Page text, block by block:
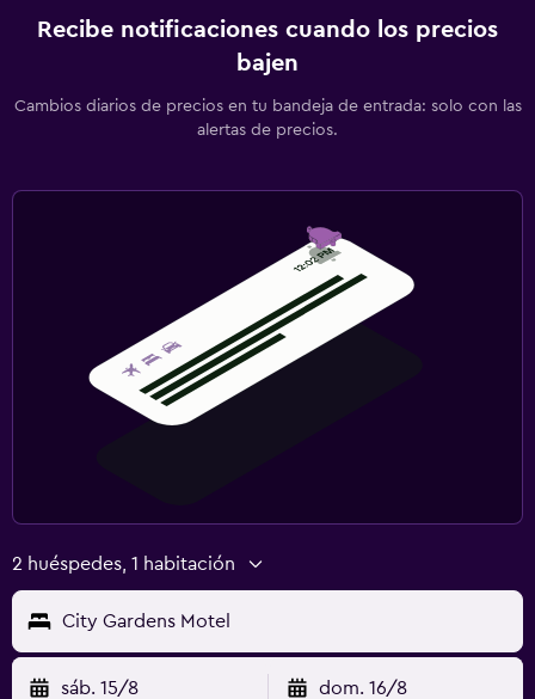
Recibe notificaciones cuando los precios
bajen
Cambios diarios de precios en tu bandeja de entrada: solo con las
alertas de precios.
2 huéspedes, 1 habitación
City Gardens Motel
sáb. 15/8 dom. 16/8